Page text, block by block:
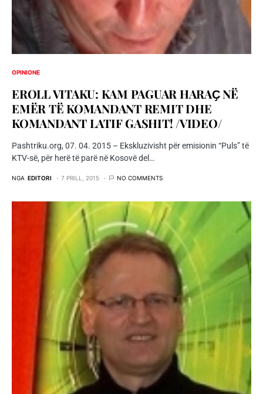
OPINIONE
EROLL VITAKU: KAM PAGUAR HARAҪ NË
EMËR TË KOMANDANT REMIT DHE
KOMANDANT LATIF GASHIT! /VIDEO/
Pashtriku.org, 07. 04. 2015 – Ekskluzivisht për emisionin “Puls” të
KTV-së, për herë të parë në Kosovë del…
NGA EDITORI 7 PRILL, 2015 NO COMMENTS